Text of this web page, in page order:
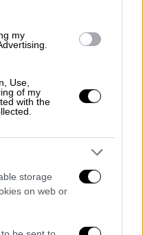
my
Use,
of my
with the
storage
on web or
ήταν επιμελώς
του μπουφάν του,
τηλέφωνο, και
για πόλη
έρευνες που
δικαστικού
περιοχή των